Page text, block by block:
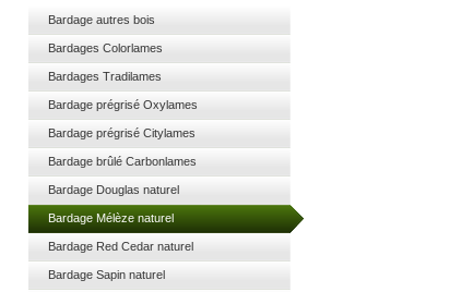
Bardage autres bois
Bardages Colorlames
Bardages Tradilames
Bardage prégrisé Oxylames
Bardage prégrisé Citylames
Bardage brûlé Carbonlames
Bardage Douglas naturel
Bardage Mélèze naturel
Bardage Red Cedar naturel
Bardage Sapin naturel